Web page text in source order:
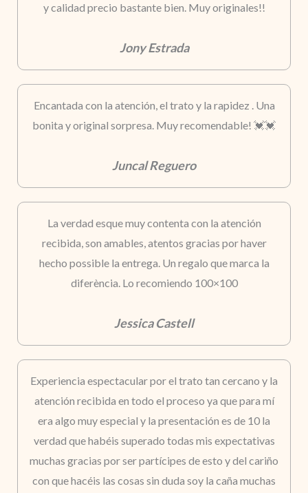
y calidad precio bastante bien. Muy originales!!
Jony Estrada
Encantada con la atención, el trato y la rapidez . Una
bonita y original sorpresa. Muy recomendable! 💓💓
Juncal Reguero
La verdad esque muy contenta con la atención
recibida, son amables, atentos gracias por haver
hecho possible la entrega. Un regalo que marca la
diferència. Lo recomiendo 100×100
Jessica Castell
Experiencia espectacular por el trato tan cercano y la
atención recibida en todo el proceso ya que para mí
era algo muy especial y la presentación es de 10 la
verdad que habéis superado todas mis expectativas
muchas gracias por ser partícipes de esto y del cariño
con que hacéis las cosas sin duda soy la caña muchas